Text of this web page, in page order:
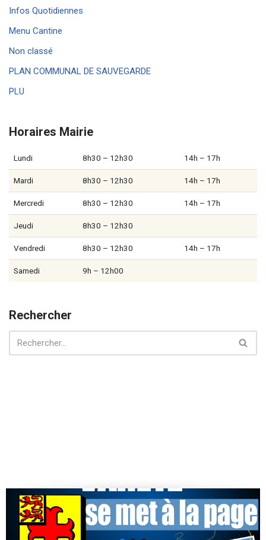
Infos Quotidiennes
Menu Cantine
Non classé
PLAN COMMUNAL DE SAUVEGARDE
PLU
Horaires Mairie
Lundi 8h30 – 12h30 14h – 17h
Mardi 8h30 – 12h30 14h – 17h
Mercredi 8h30 – 12h30 14h – 17h
Jeudi 8h30 – 12h30
Vendredi 8h30 – 12h30 14h – 17h
Samedi 9h – 12h00
Rechercher